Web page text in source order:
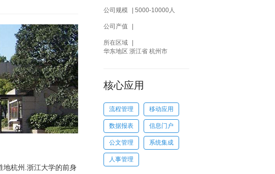
合同管理·今承达
客服管理·睦客邻
费控管理·齐业成
档案管理·文书定
统一身份·令信通
发票管理·业票通
工作流引擎
地杭州.浙江大学的前身
公司规模 5000-10000人
公司产值
所在区域
华东地区 浙江省 杭州市
核心应用
流程管理 移动应用
数据报表 信息门户
公文管理 系统集成
人事管理